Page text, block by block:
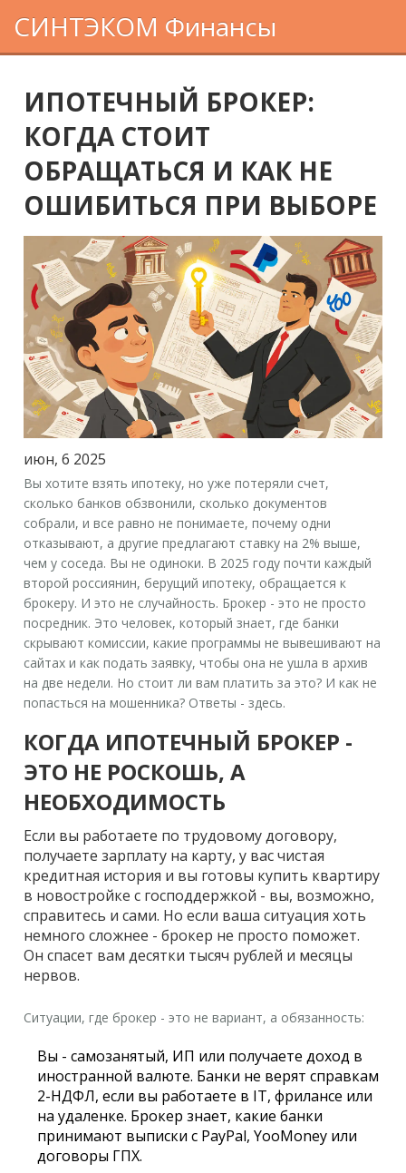
СИНТЭКОМ Финансы
ИПОТЕЧНЫЙ БРОКЕР:
КОГДА СТОИТ
ОБРАЩАТЬСЯ И КАК НЕ
ОШИБИТЬСЯ ПРИ ВЫБОРЕ
июн, 6 2025
Вы хотите взять ипотеку, но уже потеряли счет,
сколько банков обзвонили, сколько документов
собрали, и все равно не понимаете, почему одни
отказывают, а другие предлагают ставку на 2% выше,
чем у соседа. Вы не одиноки. В 2025 году почти каждый
второй россиянин, берущий ипотеку, обращается к
брокеру. И это не случайность. Брокер - это не просто
посредник. Это человек, который знает, где банки
скрывают комиссии, какие программы не вывешивают на
сайтах и как подать заявку, чтобы она не ушла в архив
на две недели. Но стоит ли вам платить за это? И как не
попасться на мошенника? Ответы - здесь.
КОГДА ИПОТЕЧНЫЙ БРОКЕР -
ЭТО НЕ РОСКОШЬ, А
НЕОБХОДИМОСТЬ
Если вы работаете по трудовому договору,
получаете зарплату на карту, у вас чистая
кредитная история и вы готовы купить квартиру
в новостройке с господдержкой - вы, возможно,
справитесь и сами. Но если ваша ситуация хоть
немного сложнее - брокер не просто поможет.
Он спасет вам десятки тысяч рублей и месяцы
нервов.
Ситуации, где брокер - это не вариант, а обязанность:
Вы - самозанятый, ИП или получаете доход в
иностранной валюте. Банки не верят справкам
2-НДФЛ, если вы работаете в IT, фрилансе или
на удаленке. Брокер знает, какие банки
принимают выписки с PayPal, YooMoney или
договоры ГПХ.